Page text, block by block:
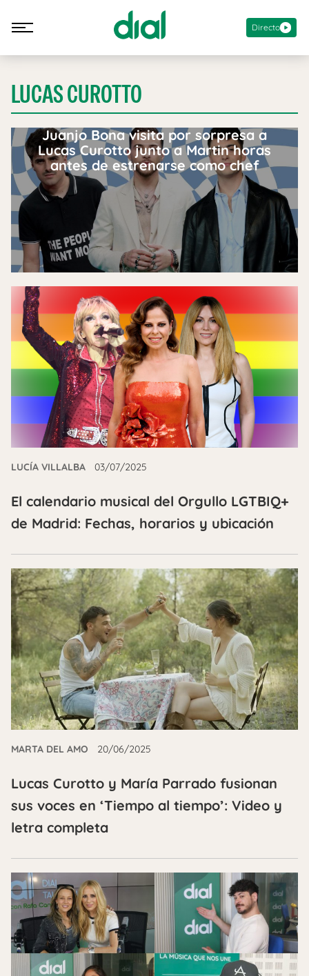
Directo
LUCAS CUROTTO
Juanjo Bona visita por sorpresa a
Lucas Curotto junto a Martin horas
antes de estrenarse como chef
LUCÍA VILLALBA 03/07/2025
El calendario musical del Orgullo LGTBIQ+
de Madrid: Fechas, horarios y ubicación
MARTA DEL AMO 20/06/2025
Lucas Curotto y María Parrado fusionan
sus voces en ‘Tiempo al tiempo’: Video y
letra completa